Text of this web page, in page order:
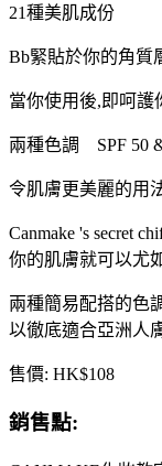
21種美肌成份
Bb緊貼於你的角質
當你使用後,即呵護
兩種色調 SPF 50
令肌膚更美麗的用
Canmake 's secret
你的肌膚就可以尤
兩種簡易配搭的色
以徹底適合亞洲人
售價: HK$108
銷售點: